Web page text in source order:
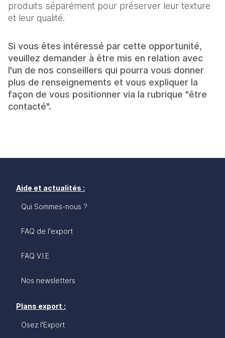
produits séparément pour préserver leur texture
et leur qualité.
Si vous êtes intéressé par cette opportunité,
veuillez demander à être mis en relation avec
l'un de nos conseillers qui pourra vous donner
plus de renseignements et vous expliquer la
façon de vous positionner via la rubrique "être
contacté".
Aide et actualités :
Qui Sommes-nous ?
FAQ de l'export
FAQ V.I.E
Nos newsletters
Plans export :
Osez l'Export